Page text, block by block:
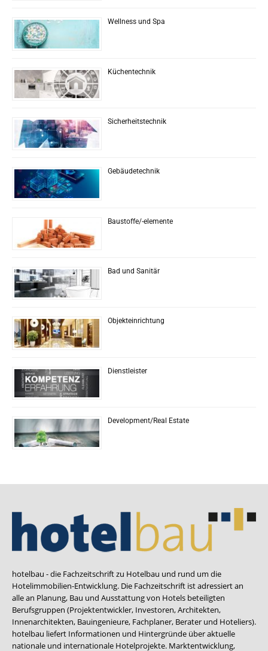
Wellness und Spa
Küchentechnik
Sicherheitstechnik
Gebäudetechnik
Baustoffe/-elemente
Bad und Sanitär
Objekteinrichtung
Dienstleister
Development/Real Estate
hotelbau - die Fachzeitschrift zu Hotelbau und rund um die
Hotelimmobilien-Entwicklung. Die Fachzeitschrift ist adressiert an
alle an Planung, Bau und Ausstattung von Hotels beteiligten
Berufsgruppen (Projektentwickler, Investoren, Architekten,
Innenarchitekten, Bauingenieure, Fachplaner, Berater und Hoteliers).
hotelbau liefert Informationen und Hintergründe über aktuelle
nationale und internationale Hotelprojekte. Marktentwicklung,